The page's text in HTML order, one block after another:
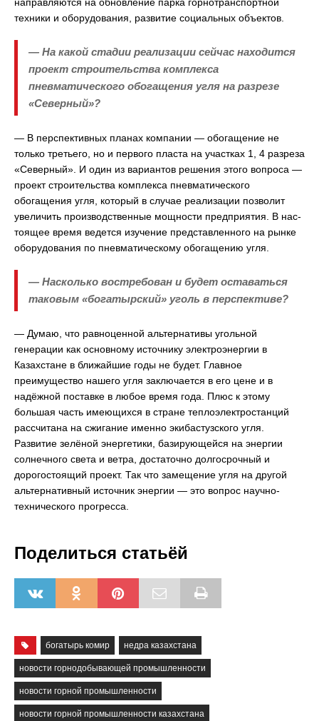
техники и оборудования, развитие социальных объектов.
— На какой стадии реализации сейчас находится
проект строительства комплекса
пневматического обогащения угля на разрезе
«Северный»?
— В перспективных планах компании — обогащение не
только третьего, но и первого пласта на участках 1, 4 разреза
«Северный». И один из вариантов решения этого вопроса —
проект строительства комплекса пневматического
обогащения угля, который в случае реализации позволит
увеличить производственные мощности предприятия. В нас-
тоящее время ведется изучение представленного на рынке
оборудования по пневматическому обогащению угля.
— Насколько востребован и будет оставаться
таковым «богатырский» уголь в перспективе?
— Думаю, что равноценной альтернативы угольной
генерации как основному источнику электроэнергии в
Казахстане в ближайшие годы не будет. Главное
преимущество нашего угля заключается в его цене и в
надёжной поставке в любое время года. Плюс к этому
большая часть имеющихся в стране теплоэлектростанций
рассчитана на сжигание именно экибастузского угля.
Развитие зелёной энергетики, базирующейся на энергии
солнечного света и ветра, достаточно долгосрочный и
дорогостоящий проект. Так что замещение угля на другой
альтернативный источник энергии — это вопрос научно-
технического прогресса.
Поделиться статьёй
богатырь комир недра казахстана
новости горнодобывающей промышленности
новости горной промышленности
новости горной промышленности казахстана